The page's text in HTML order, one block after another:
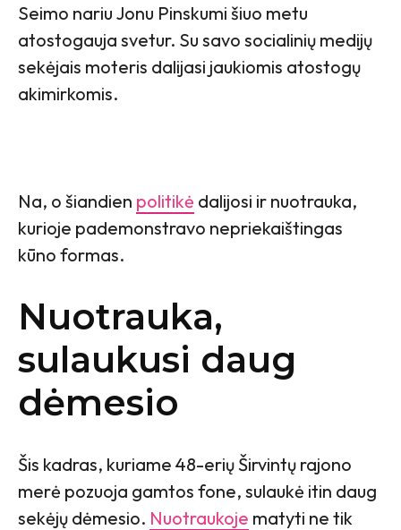
Seimo nariu Jonu Pinskumi šiuo metu
atostogauja svetur. Su savo socialinių medijų
sekėjais moteris dalijasi jaukiomis atostogų
akimirkomis.
Na, o šiandien politikė dalijosi ir nuotrauka,
kurioje pademonstravo nepriekaištingas
kūno formas.
Nuotrauka,
sulaukusi daug
dėmesio
Šis kadras, kuriame 48-erių Širvintų rajono
merė pozuoja gamtos fone, sulaukė itin daug
sekėjų dėmesio. Nuotraukoje matyti ne tik